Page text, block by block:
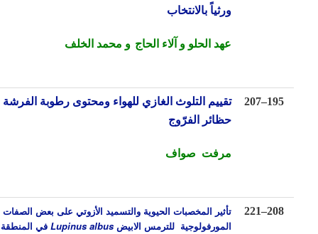
ورثياً بالانتخاب
عهد الحلوو آلاء الحاج و محمد الخلف
207
تقييم التلوث الغازي للهواء ومحتوى رطوبة الفرشة في
حظائر الفرّوج
مرفت صواف
221
تأثير المخصبات الحيوية والتسميد الأزوتي على بعض الصفات
المورفولوجية للترمس الابيضLupinus albus في المنطقة الساحلية